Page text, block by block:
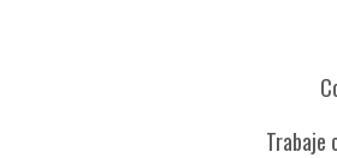
Trabaje